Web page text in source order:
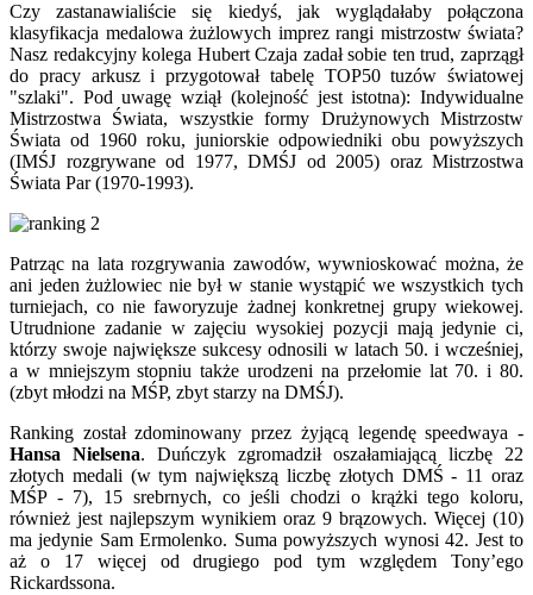
Czy zastanawialiście się kiedyś, jak wyglądałaby połączona
klasyfikacja medalowa żużlowych imprez rangi mistrzostw świata?
Nasz redakcyjny kolega Hubert Czaja zadał sobie ten trud, zaprzągł
do pracy arkusz i przygotował tabelę TOP50 tuzów światowej
"szlaki". Pod uwagę wziął (kolejność jest istotna): Indywidualne
Mistrzostwa Świata, wszystkie formy Drużynowych Mistrzostw
Świata od 1960 roku, juniorskie odpowiedniki obu powyższych
(IMŚJ rozgrywane od 1977, DMŚJ od 2005) oraz Mistrzostwa
Świata Par (1970-1993).
Patrząc na lata rozgrywania zawodów, wywnioskować można, że
ani jeden żużlowiec nie był w stanie wystąpić we wszystkich tych
turniejach, co nie faworyzuje żadnej konkretnej grupy wiekowej.
Utrudnione zadanie w zajęciu wysokiej pozycji mają jedynie ci,
którzy swoje największe sukcesy odnosili w latach 50. i wcześniej,
a w mniejszym stopniu także urodzeni na przełomie lat 70. i 80.
(zbyt młodzi na MŚP, zbyt starzy na DMŚJ).
Ranking został zdominowany przez żyjącą legendę speedwaya -
Hansa Nielsena. Duńczyk zgromadził oszałamiającą liczbę 22
złotych medali (w tym największą liczbę złotych DMŚ - 11 oraz
MŚP - 7), 15 srebrnych, co jeśli chodzi o krążki tego koloru,
również jest najlepszym wynikiem oraz 9 brązowych. Więcej (10)
ma jedynie Sam Ermolenko. Suma powyższych wynosi 42. Jest to
aż o 17 więcej od drugiego pod tym względem Tony’ego
Rickardssona.